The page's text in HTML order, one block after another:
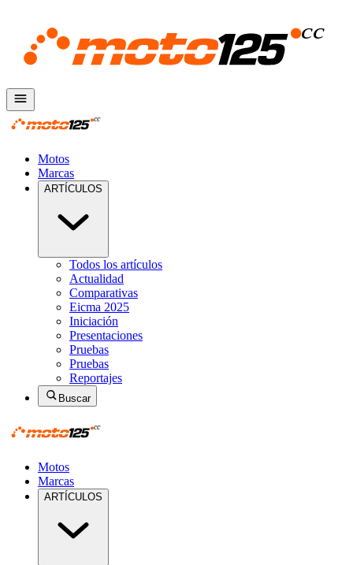
Motos
Marcas
ARTÍCULOS
Todos los artículos
Actualidad
Comparativas
Eicma 2025
Iniciación
Presentaciones
Pruebas
Pruebas
Reportajes
Buscar
Motos
Marcas
ARTÍCULOS